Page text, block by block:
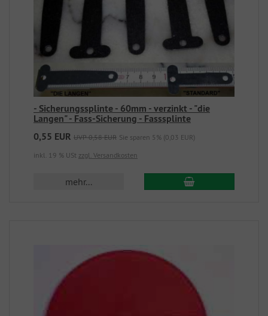
- Sicherungssplinte - 60mm - verzinkt - "die
Langen" - Fass-Sicherung - Fasssplinte
0,55 EUR UVP 0,58 EUR Sie sparen 5% (0,03 EUR)
inkl. 19 % USt zzgl. Versandkosten
mehr...